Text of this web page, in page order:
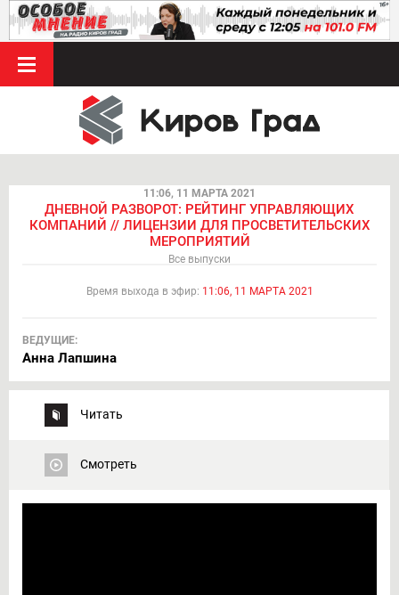
11:06, 11 МАРТА 2021
ДНЕВНОЙ РАЗВОРОТ: РЕЙТИНГ УПРАВЛЯЮЩИХ
КОМПАНИЙ // ЛИЦЕНЗИИ ДЛЯ ПРОСВЕТИТЕЛЬСКИХ
МЕРОПРИЯТИЙ
Все выпуски
Время выхода в эфир: 11:06, 11 МАРТА 2021
ВЕДУЩИЕ:
Анна Лапшина
Читать
Смотреть